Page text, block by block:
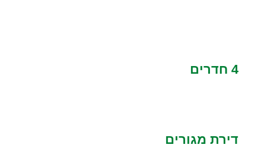
4 חדרים
דירת מגורים